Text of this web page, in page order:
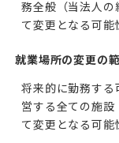
務全般（当法人の
て変更となる可能
就業場所の変更の
将来的に勤務する
営する全ての施設
て変更となる可能